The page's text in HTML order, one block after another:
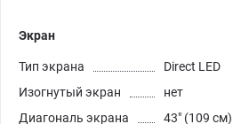
Экран
Тип экрана
Direct LED
Изогнутый экран
нет
Диагональ экрана
43" (109 см)